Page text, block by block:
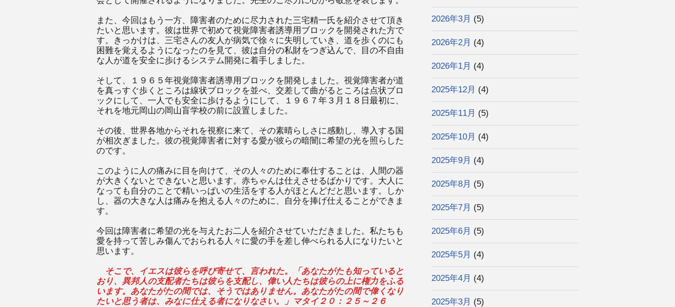
また、今回はもう一方、障害者のために尽力された三宅精一氏を紹介させて頂き
たいと思います。彼は世界で初めて視覚障害者誘導用ブロックを開発された方で
す。きっかけは、三宅さんの友人が病気で徐々に失明していき、道を歩くのにも
困難を覚えるようになったのを見て、彼は自分の私財をつぎ込んで、目の不自由
な人が道を安全に歩けるシステム開発に着手しました。
そして、１９６５年視覚障害者誘導用ブロックを開発しました。視覚障害者が道
を真っすぐ歩くところは線状ブロックを並べ、交差して曲がるところは点状ブロ
ックにして、一人でも安全に歩けるようにして、１９６７年３月１８日最初に、
それを地元岡山の岡山盲学校の前に設置しました。
その後、世界各地からそれを視察に来て、その素晴らしさに感動し、導入する国
が相次ぎました。彼の視覚障害者に対する愛が彼らの暗闇に希望の光を照らした
のです。
このように人の痛みに目を向けて、その人々のために奉仕することは、人間の器
が大きくないとできないと思います。赤ちゃんは仕えさせるばかりです。大人に
なっても自分のことで精いっぱいの生活をする人がほとんどだと思います。しか
し、器の大きな人は痛みを抱える人々のために、自分を捧げ仕えることができま
す。
今回は障害者に希望の光を与えたお二人を紹介させていただきました。私たちも
愛を持って苦しみ傷んでおられる人々に愛の手を差し伸べられる人になりたいと
思います。
そこで、イエスは彼らを呼び寄せて、言われた。「あなたがたも知っていると
おり、異邦人の支配者たちは彼らを支配し、偉い人たちは彼らの上に権力をふる
います。あなたがたの間では、そうではありません。あなたがたの間で偉くなり
たいと思う者は、みなに仕える者になりなさい。」マタイ２０：２５～２６
2026年3月 (5)
2026年2月 (4)
2026年1月 (4)
2025年12月 (4)
2025年11月 (5)
2025年10月 (4)
2025年9月 (4)
2025年8月 (5)
2025年7月 (5)
2025年6月 (5)
2025年5月 (4)
2025年4月 (4)
2025年3月 (5)